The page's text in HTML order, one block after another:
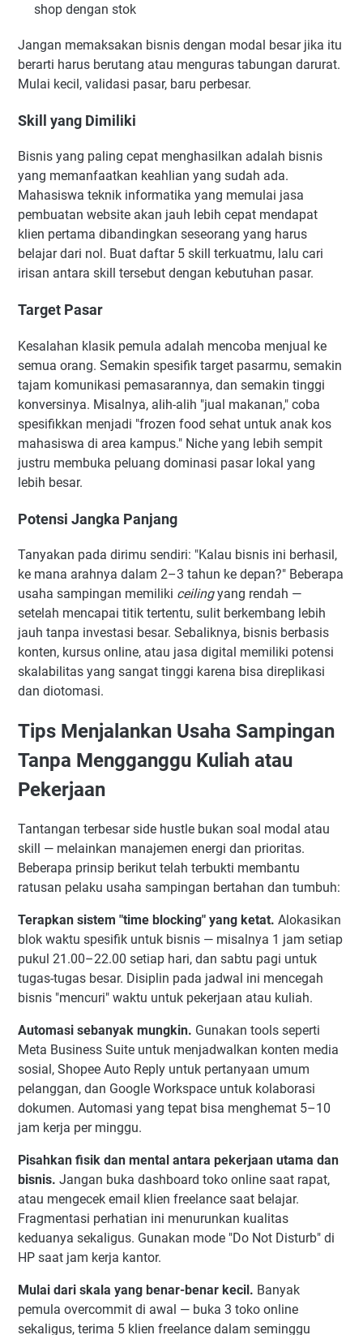
shop dengan stok
Jangan memaksakan bisnis dengan modal besar jika itu
berarti harus berutang atau menguras tabungan darurat.
Mulai kecil, validasi pasar, baru perbesar.
Skill yang Dimiliki
Bisnis yang paling cepat menghasilkan adalah bisnis
yang memanfaatkan keahlian yang sudah ada.
Mahasiswa teknik informatika yang memulai jasa
pembuatan website akan jauh lebih cepat mendapat
klien pertama dibandingkan seseorang yang harus
belajar dari nol. Buat daftar 5 skill terkuatmu, lalu cari
irisan antara skill tersebut dengan kebutuhan pasar.
Target Pasar
Kesalahan klasik pemula adalah mencoba menjual ke
semua orang. Semakin spesifik target pasarmu, semakin
tajam komunikasi pemasarannya, dan semakin tinggi
konversinya. Misalnya, alih-alih "jual makanan," coba
spesifikkan menjadi "frozen food sehat untuk anak kos
mahasiswa di area kampus." Niche yang lebih sempit
justru membuka peluang dominasi pasar lokal yang
lebih besar.
Potensi Jangka Panjang
Tanyakan pada dirimu sendiri: "Kalau bisnis ini berhasil,
ke mana arahnya dalam 2–3 tahun ke depan?" Beberapa
usaha sampingan memiliki ceilingyang rendah —
setelah mencapai titik tertentu, sulit berkembang lebih
jauh tanpa investasi besar. Sebaliknya, bisnis berbasis
konten, kursus online, atau jasa digital memiliki potensi
skalabilitas yang sangat tinggi karena bisa direplikasi
dan diotomasi.
Tips Menjalankan Usaha Sampingan
Tanpa Mengganggu Kuliah atau
Pekerjaan
Tantangan terbesar side hustle bukan soal modal atau
skill — melainkan manajemen energi dan prioritas.
Beberapa prinsip berikut telah terbukti membantu
ratusan pelaku usaha sampingan bertahan dan tumbuh:
Terapkan sistem "time blocking" yang ketat. Alokasikan
blok waktu spesifik untuk bisnis — misalnya 1 jam setiap
pukul 21.00–22.00 setiap hari, dan sabtu pagi untuk
tugas-tugas besar. Disiplin pada jadwal ini mencegah
bisnis "mencuri" waktu untuk pekerjaan atau kuliah.
Automasi sebanyak mungkin. Gunakan tools seperti
Meta Business Suite untuk menjadwalkan konten media
sosial, Shopee Auto Reply untuk pertanyaan umum
pelanggan, dan Google Workspace untuk kolaborasi
dokumen. Automasi yang tepat bisa menghemat 5–10
jam kerja per minggu.
Pisahkan fisik dan mental antara pekerjaan utama dan
bisnis. Jangan buka dashboard toko online saat rapat,
atau mengecek email klien freelance saat belajar.
Fragmentasi perhatian ini menurunkan kualitas
keduanya sekaligus. Gunakan mode "Do Not Disturb" di
HP saat jam kerja kantor.
Mulai dari skala yang benar-benar kecil. Banyak
pemula overcommit di awal — buka 3 toko online
sekaligus, terima 5 klien freelance dalam seminggu